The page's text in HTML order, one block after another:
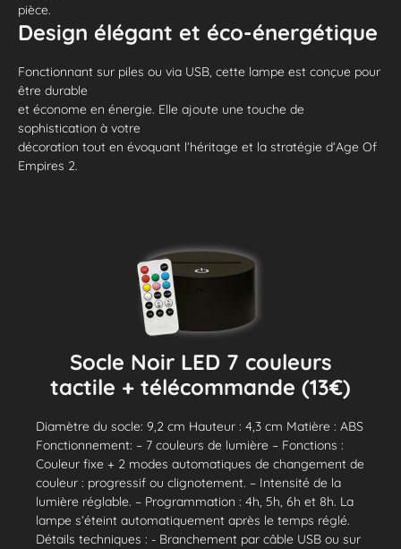
pièce.
Design élégant et éco-énergétique
Fonctionnant sur piles ou via USB, cette lampe est conçue pour
être durable
et économe en énergie. Elle ajoute une touche de
sophistication à votre
décoration tout en évoquant l’héritage et la stratégie d’Age Of
Empires 2.
Socle Noir LED 7 couleurs
tactile + télécommande (13€)
Diamètre du socle: 9,2 cm Hauteur : 4,3 cm Matière : ABS
Fonctionnement: – 7 couleurs de lumière – Fonctions :
Couleur fixe + 2 modes automatiques de changement de
couleur : progressif ou clignotement. – Intensité de la
lumière réglable. – Programmation : 4h, 5h, 6h et 8h. La
lampe s’éteint automatiquement après le temps réglé.
Détails techniques : - Branchement par câble USB ou sur